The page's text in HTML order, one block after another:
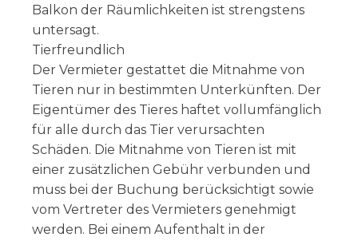
Balkon der Räumlichkeiten ist strengstens
untersagt.
Tierfreundlich
Der Vermieter gestattet die Mitnahme von
Tieren nur in bestimmten Unterkünften. Der
Eigentümer des Tieres haftet vollumfänglich
für alle durch das Tier verursachten
Schäden. Die Mitnahme von Tieren ist mit
einer zusätzlichen Gebühr verbunden und
muss bei der Buchung berücksichtigt sowie
vom Vertreter des Vermieters genehmigt
werden. Bei einem Aufenthalt in der